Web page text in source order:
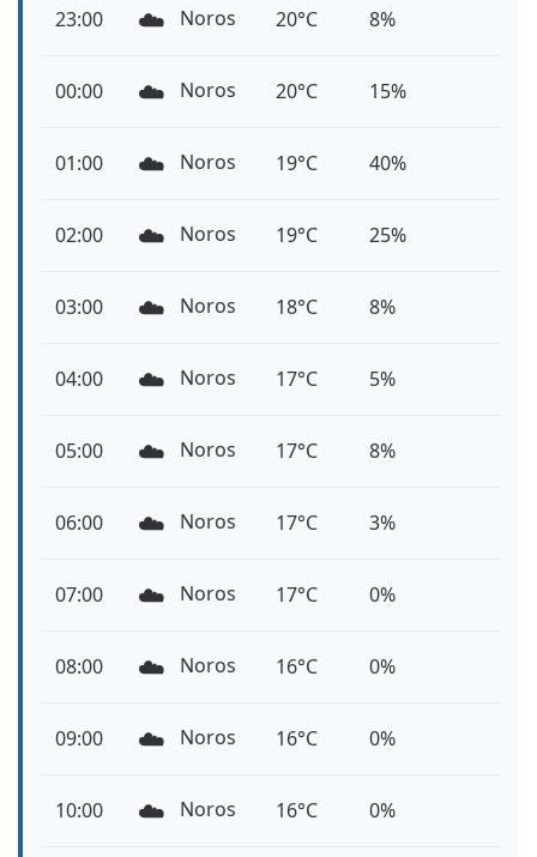
23:00 ☁️ Noros 20°C 8%
00:00 ☁️ Noros 20°C 15%
01:00 ☁️ Noros 19°C 40%
02:00 ☁️ Noros 19°C 25%
03:00 ☁️ Noros 18°C 8%
04:00 ☁️ Noros 17°C 5%
05:00 ☁️ Noros 17°C 8%
06:00 ☁️ Noros 17°C 3%
07:00 ☁️ Noros 17°C 0%
08:00 ☁️ Noros 16°C 0%
09:00 ☁️ Noros 16°C 0%
10:00 ☁️ Noros 16°C 0%